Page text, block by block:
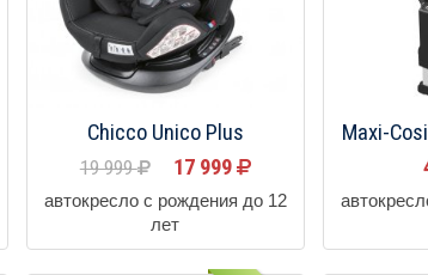
Chicco Unico Plus
19 999 17 999
автокресло с рождения до 12
лет
Maxi-